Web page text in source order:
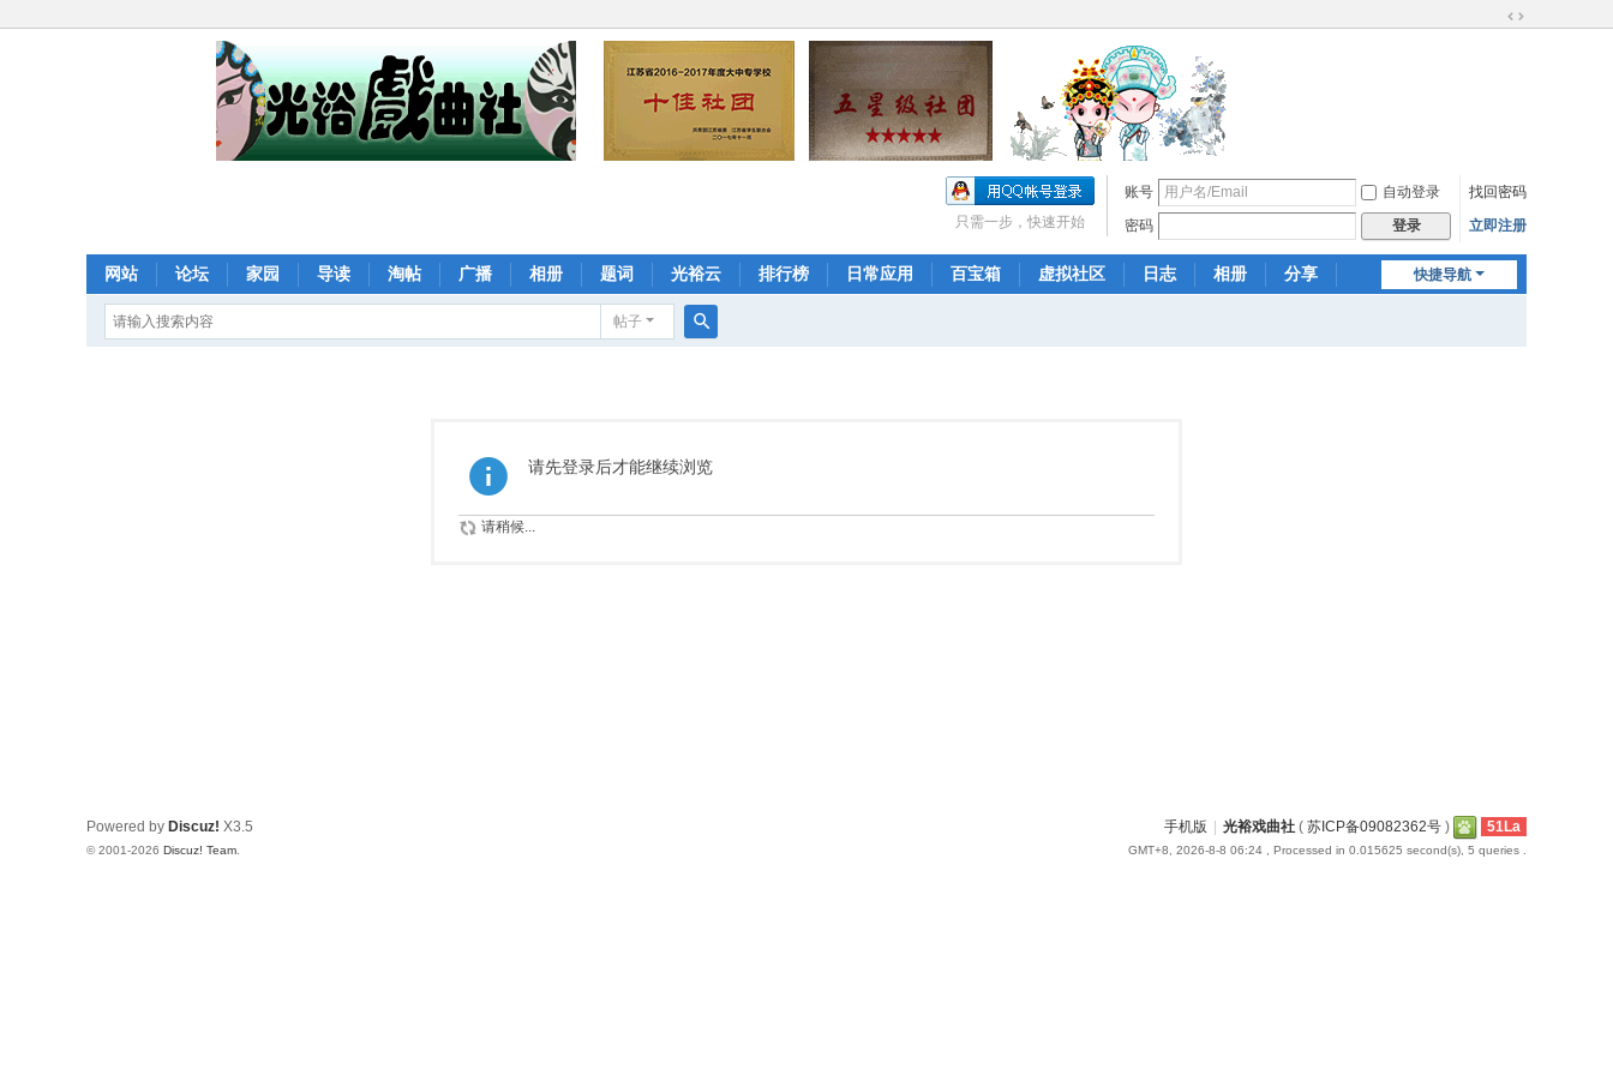
账号 自动登录
找回密码
密码
登录 立即注册
只需一步，快速开始
快捷导航
网站 论坛 家园 导读 淘帖 广播 相册 题词 光裕云 排行榜 日常应用 百宝箱 虚拟社区 日志 相册
分享
帖子
请先登录后才能继续浏览
请稍候...
手机版 光裕戏曲社 ( 苏ICP备09082362号 ) 51La
GMT+8, 2026-8-8 06:24 , Processed in 0.015625 second(s), 5 queries .
Powered by Discuz! X3.5
© 2001-2026 Discuz! Team